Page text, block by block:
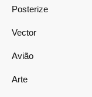
Posterize
Vector
Avião
Arte